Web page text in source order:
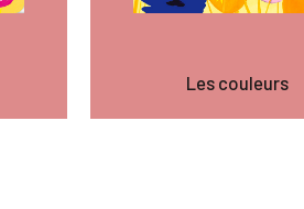
Les couleurs